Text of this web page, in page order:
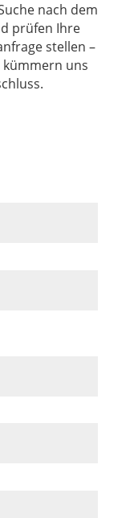
nach dem
prüfen Ihre
stellen –
uns